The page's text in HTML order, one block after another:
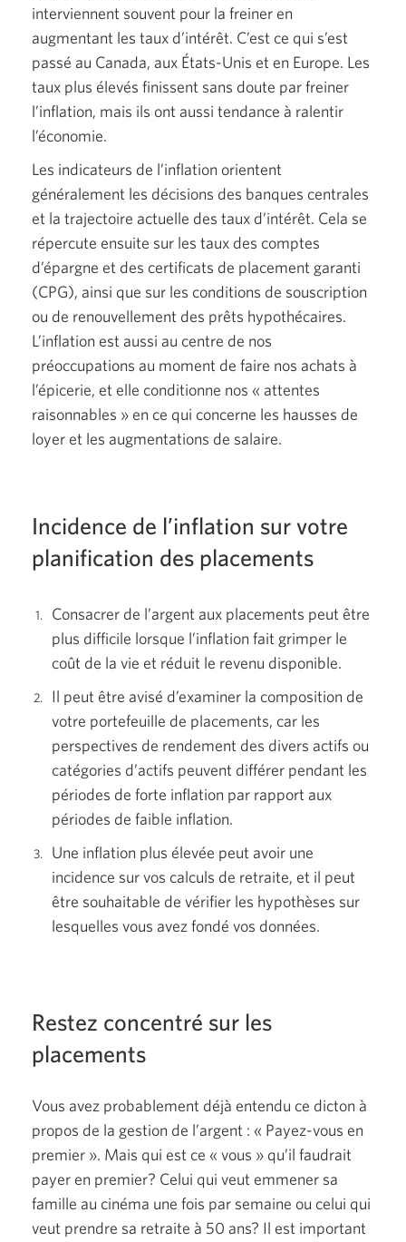
interviennent souvent pour la freiner en
augmentant les taux d’intérêt. C’est ce qui s’est
passé au Canada, aux États-Unis et en Europe. Les
taux plus élevés finissent sans doute par freiner
l’inflation, mais ils ont aussi tendance à ralentir
l’économie.
Les indicateurs de l’inflation orientent
généralement les décisions des banques centrales
et la trajectoire actuelle des taux d’intérêt. Cela se
répercute ensuite sur les taux des comptes
d’épargne et des certificats de placement garanti
(CPG), ainsi que sur les conditions de souscription
ou de renouvellement des prêts hypothécaires.
L’inflation est aussi au centre de nos
préoccupations au moment de faire nos achats à
l’épicerie, et elle conditionne nos « attentes
raisonnables » en ce qui concerne les hausses de
loyer et les augmentations de salaire.
Incidence de l’inflation sur votre
planification des placements
Consacrer de l’argent aux placements peut être
plus difficile lorsque l’inflation fait grimper le
coût de la vie et réduit le revenu disponible.
Il peut être avisé d’examiner la composition de
votre portefeuille de placements, car les
perspectives de rendement des divers actifs ou
catégories d’actifs peuvent différer pendant les
périodes de forte inflation par rapport aux
périodes de faible inflation.
Une inflation plus élevée peut avoir une
incidence sur vos calculs de retraite, et il peut
être souhaitable de vérifier les hypothèses sur
lesquelles vous avez fondé vos données.
Restez concentré sur les
placements
Vous avez probablement déjà entendu ce dicton à
propos de la gestion de l’argent : « Payez-vous en
premier ». Mais qui est ce « vous » qu’il faudrait
payer en premier? Celui qui veut emmener sa
famille au cinéma une fois par semaine ou celui qui
veut prendre sa retraite à 50 ans? Il est important